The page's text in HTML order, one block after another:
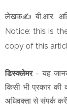
लेखक✍️ बी.आर.
Notice: this is
copy of this
डिस्क्लेमर - यह
किसी भी प्रकार की
अधिवक्ता से संपर्क